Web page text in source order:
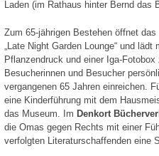
Laden (im Rathaus hinter Bernd das
Zum 65-jährigen Bestehen öffnet das
„Late Night Garden Lounge“ und
Pflanzendruck und einer Iga-
Besucherinnen und Besucher
vergangenen 65 Jahren einreichen.
eine Kinderführung mit dem
das Museum. Im Denkort
die Omas gegen Rechts mit einer
verfolgten Literaturschaffenden eine